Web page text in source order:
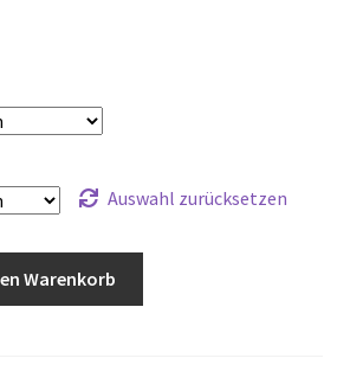
Auswahl zurücksetzen
Warenkorb